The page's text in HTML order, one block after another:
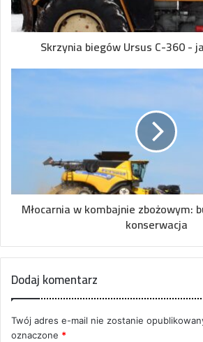
Skrzynia biegów Ursus C-360 -
Młocarnia w kombajnie zbożowym:
konserwacja
Dodaj komentarz
Twój adres e-mail nie zostanie
oznaczone *